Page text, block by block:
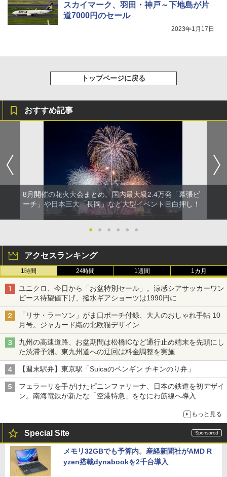
スカイマーク、羽田・神戸～下地島が片
道7000円のセール
2023年1月17日
トップページに戻る
おすすめ記事
8月開催の花火大会まとめ。国内最大級2.4万発「幕張ビ
ーチ」や日本三大「長岡」など大型イベント目白押し！
● ● ● ● ● ●
アクセスランキング
1時間 24時間 1週間 1カ月
ユニクロ、今日から「お盆特別セール」。涼感シアサッカーワン
ピース待望値下げ、撥水ギアショーツは1990円に
「リサ・ラーソン」がま口ポーチ付録、大人のおしゃれ手帖 10
月号。ジャカード織の北欧猫デザイン
九州の高速道路、お盆期間は松橋ICなど通行止め端末を先頭にし
た渋滞予測。東九州道への迂回は料金調整を実施
【週末駅弁】東京駅「Suicaのペンギン チキンのり弁」
フェラーリを手がけたピニンファリーナ、日本の鉄道を初デザイ
ン。南海電鉄が新たな「空港特急」をなにわ筋線へ導入
もっと見る
Special Site
メモリ32GBでも予算内。産経新聞社がAMD R
yzen搭載dynabookを2千台導入